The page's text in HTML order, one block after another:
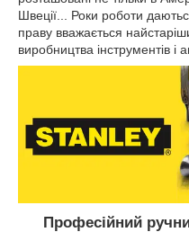
Швеції... Роки роботи
праву вважається
виробництва інструментів і
Професійний